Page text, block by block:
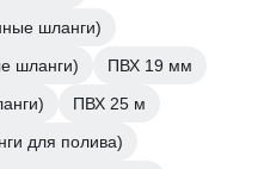
шланги)
шланги)
ПВХ 19 мм
ПВХ 25 м
для полива)